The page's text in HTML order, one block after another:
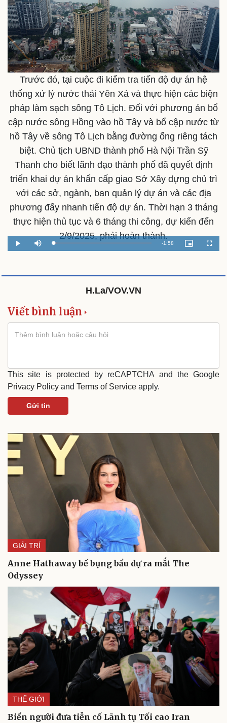
Phòng mạch online
Ăn sạch sống khỏe
Văn học
Âm nhạc
Di sản
Giải trí
Sao Việt
Săn Tour
check-in
Podcast
Câu chuyện thời sự
Đọc truyện đêm khuya
Cửa sổ tình yêu
Kể chuyện cho bé
Hạt giống tâm hồn
Trước đó, tại cuộc đi kiểm tra tiến độ dự án hệ
thống xử lý nước thải Yên Xá và thực hiện các biện
pháp làm sạch sông Tô Lịch. Đối với phương án bổ
cập nước sông Hồng vào hồ Tây và bổ cập nước từ
hồ Tây về sông Tô Lịch bằng đường ống riêng tách
biệt. Chủ tịch UBND thành phố Hà Nội Trần Sỹ
Thanh cho biết lãnh đạo thành phố đã quyết định
triển khai dự án khẩn cấp giao Sở Xây dựng chủ trì
với các sở, ngành, ban quản lý dự án và các địa
phương đẩy nhanh tiến độ dự án. Thời hạn 3 tháng
thực hiện thủ tục và 6 tháng thi công, dự kiến đến
2/9/2025, phải hoàn thành.
Play Mute Loaded
4.19%
Remaining
-1:58
Picture-
in-
H.La/VOV.VN
Viết bình luận
This site is protected by reCAPTCHA and the Google
Privacy Policy and Terms of Service apply.
Gửi tin
GIẢI TRÍ
Anne Hathaway bế bụng bầu dự ra mắt The
Odyssey
THẾ GIỚI
Biển người đưa tiễn cố Lãnh tụ Tối cao Iran